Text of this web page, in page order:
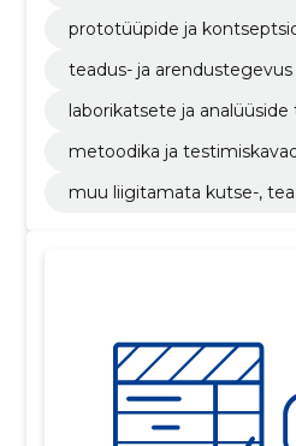
prototüüpide ja
teadus- ja arendustegevus
laborikatsete ja
metoodika ja
muu liigitamata kutse-,